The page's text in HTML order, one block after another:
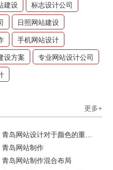
建设 标志设计公司
日照网站建设
手机网站设计
设方案 专业网站设计公司
更多+
青岛网站制作
青岛网站制作混合布局